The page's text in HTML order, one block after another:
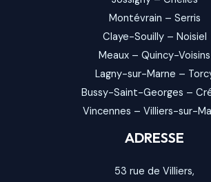
Montévrain – Serris
Claye-Souilly– Noisiel
Meaux – Quincy-Voisins
Lagny-sur-Marne –
Bussy-Saint-Georges –
Vincennes – Villiers-sur-
ADRESSE
53 rue de Villiers,